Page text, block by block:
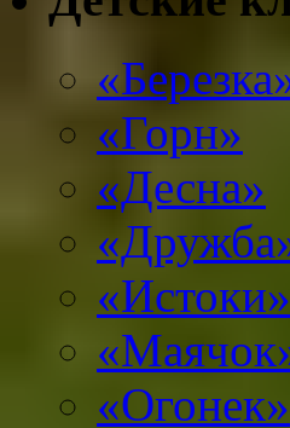
«Горн»
«Десна»
«Истоки»
«Огонек»